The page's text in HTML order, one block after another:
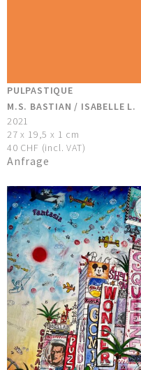
PULPASTIQUE
M.S. BASTIAN / ISABELLE L.
2021
27 x 19,5 x 1 cm
40 CHF (incl. VAT)
Anfrage